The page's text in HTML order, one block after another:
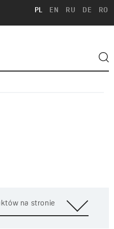
PL EN RU DE RO
na stronie